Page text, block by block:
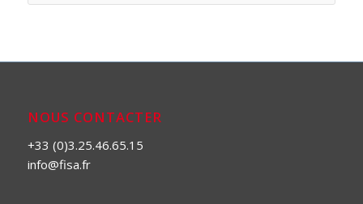
NOUS CONTACTER
+33 (0)3.25.46.65.15
info@fisa.fr